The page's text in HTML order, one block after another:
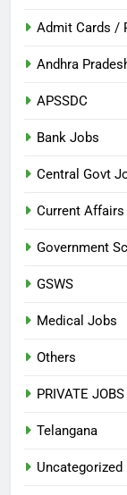
Admit Cards /
Andhra
APSSDC
Bank Jobs
Central Govt
Current Affairs
Government
GSWS
Medical Jobs
Others
PRIVATE JOBS
Telangana
Uncategorized